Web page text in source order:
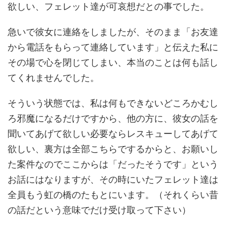
欲しい、フェレット達が可哀想だとの事でした。
急いで彼女に連絡をしましたが、そのまま「お友達
から電話をもらって連絡しています」と伝えた私に
その場で心を閉じてしまい、本当のことは何も話し
てくれませんでした。
そういう状態では、私は何もできないどころかむし
ろ邪魔になるだけですから、他の方に、彼女の話を
聞いてあげて欲しい必要ならレスキューしてあげて
欲しい、裏方は全部こちらでするからと、お願いし
た案件なのでここからは「だったそうです」という
お話にはなりますが、その時にいたフェレット達は
全員もう虹の橋のたもとにいます。（それくらい昔
の話だという意味でだけ受け取って下さい）